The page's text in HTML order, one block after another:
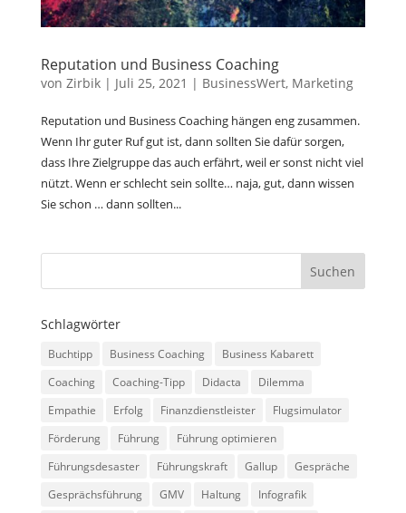
Reputation und Business Coaching
von Zirbik| Juli 25, 2021 | BusinessWert, Marketing
Reputation und Business Coaching hängen eng zusammen.
Wenn Ihr guter Ruf gut ist, dann sollten Sie dafür sorgen,
dass Ihre Zielgruppe das auch erfährt, weil er sonst nicht viel
nützt. Wenn er schlecht sein sollte… naja, gut, dann wissen
Sie schon … dann sollten...
Schlagwörter
Buchtipp Business Coaching
Business Kabarett
Coaching
Coaching-Tipp Didacta
Dilemma
Empathie
Erfolg Finanzdienstleister
Flugsimulator
Förderung
Führung
Führung optimieren
Führungsdesaster
Führungskraft Gallup
Gespräche
Gesprächsführung
GMV Haltung
Infografik